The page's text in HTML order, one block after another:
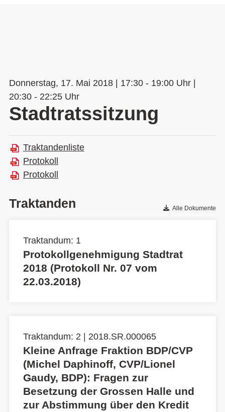
Donnerstag, 17. Mai 2018 | 17:30 - 19:00 Uhr |
20:30 - 22:25 Uhr
Stadtratssitzung
Traktandenliste
Protokoll
Protokoll
Traktanden Alle Dokumente
Traktandum: 1
Protokollgenehmigung Stadtrat
2018 (Protokoll Nr. 07 vom
22.03.2018)
Traktandum: 2 | 2018.SR.000065
Kleine Anfrage Fraktion BDP/CVP
(Michel Daphinoff, CVP/Lionel
Gaudy, BDP): Fragen zur
Besetzung der Grossen Halle und
zur Abstimmung über den Kredit